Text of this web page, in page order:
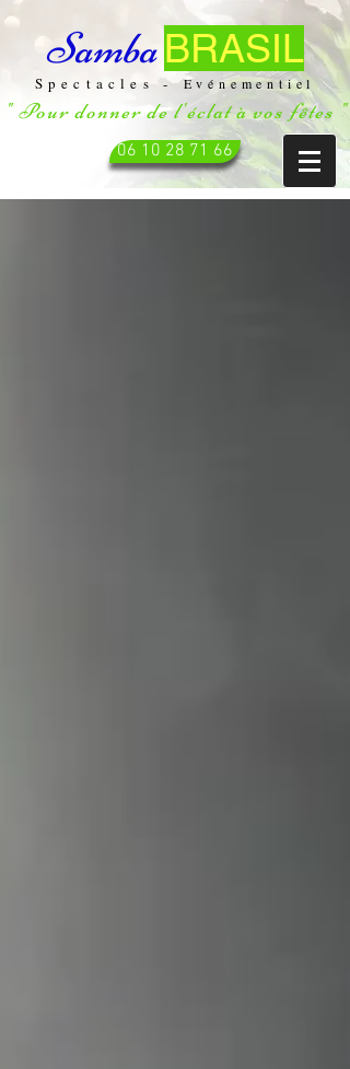
SambaBRASIL
06 10 28 71 66
Spectacles -Evénementiel
" Pour donner de l'éclat à vos fêtes "